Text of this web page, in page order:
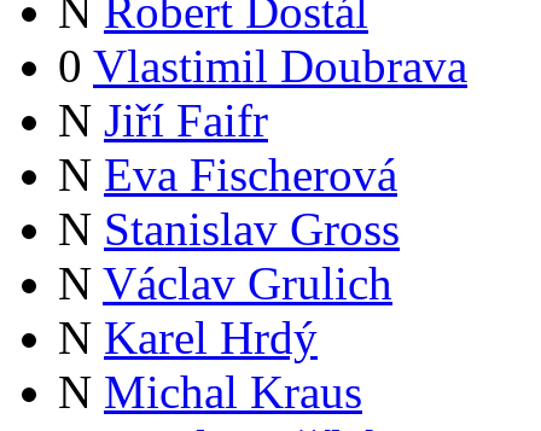
N Robert Dostál
0 Vlastimil Doubrava
N Jiří Faifr
N Eva Fischerová
N Stanislav Gross
N Václav Grulich
N Karel Hrdý
N Michal Kraus